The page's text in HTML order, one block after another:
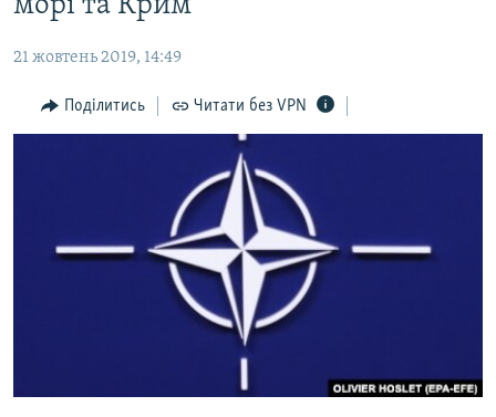
до
основної
Перейти
до
БЛОГИ
ПОГЛЯД
ВІДЕОУРОКИ «ELIFBE»
ЯК ОБІЙТИ БЛОКУВАННЯ
морі та Крим
21 жовтень 2019, 14:49
Поділитись Читати без VPN